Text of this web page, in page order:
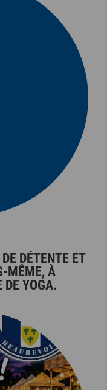
DÉTENTE ET
MÊME, À
DE YOGA.